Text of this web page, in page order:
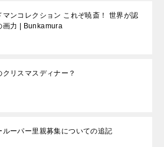
マンコレクション これぞ暁斎！ 世界が認
画力 | Bunkamura
クリスマスディナー？
ルーパー里親募集についての追記